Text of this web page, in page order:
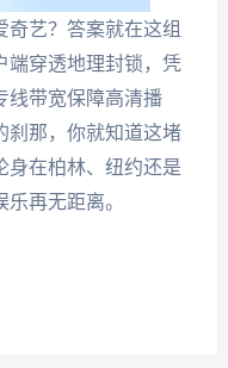
奇艺？答案就在这组
穿透地理封锁，凭
线带宽保障高清播
刹那，你就知道这堵
身在柏林、纽约还是
再无距离。